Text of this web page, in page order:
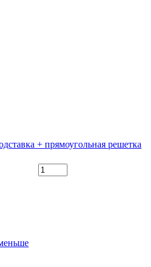
+ прямоугольная решетка